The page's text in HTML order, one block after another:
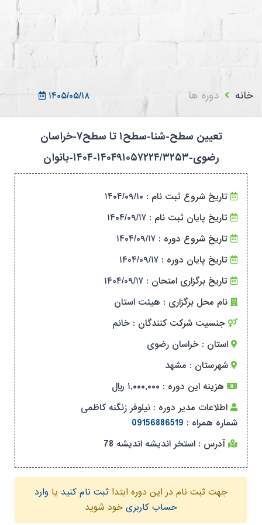
۱۴۰۵/۰۵/۱۸
خانه دوره ها
تعیین سطح-شنا-سطح۱ تا سطح۷-خراسان
رضوی-۱۴۰۴۹۱۰۵۷۲۲۴/۳۲۵۳-۱۴۰۴-بانوان
تاریخ شروع ثبت نام : ۱۴۰۴/۰۹/۱۰
تاریخ پایان ثبت نام : ۱۴۰۴/۰۹/۱۷
تاریخ شروع دوره : ۱۴۰۴/۰۹/۱۷
تاریخ پایان دوره : ۱۴۰۴/۰۹/۱۷
تاریخ برگزاری امتحان : ۱۴۰۴/۰۹/۱۷
نام محل برگزاری : هیئت استان
جنسیت شرکت کنندگان : خانم
استان : خراسان رضوی
شهرستان : مشهد
هزینه این دوره : ۱,۰۰۰,۰۰۰ ریال
اطلاعات مدیر دوره : نیلوفر زنگنه کاظمی
شماره همراه : 09156886519
آدرس : استخر اندیشه اندیشه 78
جهت ثبت نام در این دوره ابتدا ثبت نام کنید یا وارد
حساب کاربری خود شوید